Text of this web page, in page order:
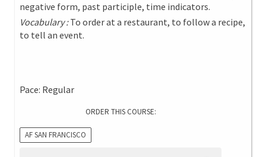
negative form, past participle, time indicators.
Vocabulary :To order at a restaurant, to follow a recipe,
to tell an event.
Pace: Regular
ORDER THIS COURSE:
AF SAN FRANCISCO